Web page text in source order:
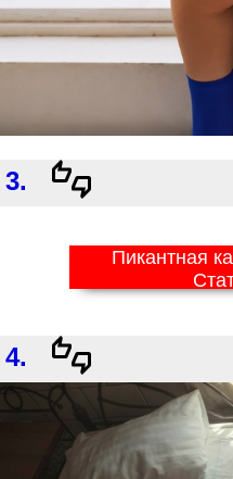
3.
Пикантная
4.